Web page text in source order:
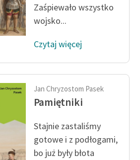
Zaśpiewało wszystko
wojsko...
Czytaj więcej
Jan Chryzostom Pasek
Pamiętniki
Stajnie zastaliśmy
gotowe i z podłogami,
bo już były błota